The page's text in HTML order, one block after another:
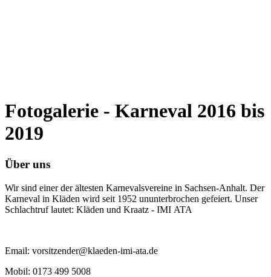
Fotogalerie - Karneval 2016 bis
2019
Über uns
Wir sind einer der ältesten Karnevalsvereine in Sachsen-Anhalt. Der
Karneval in Kläden wird seit 1952 ununterbrochen gefeiert. Unser
Schlachtruf lautet: Kläden und Kraatz - IMI ATA
Email: vorsitzender@klaeden-imi-ata.de
Mobil: 0173 499 5008